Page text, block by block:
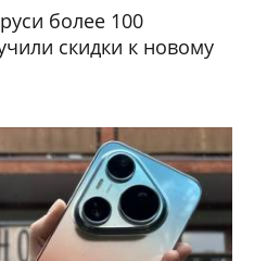
более 100
скидки к новому